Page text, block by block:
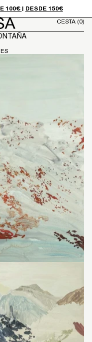
100€|DESDE 150€
CESTA (0)